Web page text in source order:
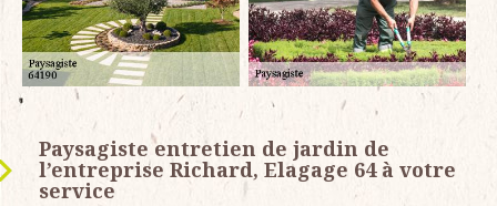
Paysagiste entretien de jardin de
l’entreprise Richard, Elagage 64 à votre
service